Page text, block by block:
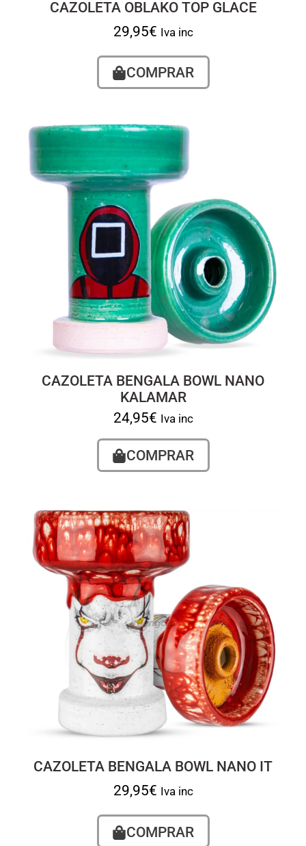
CAZOLETA OBLAKO TOP GLACE
29,95€ Iva inc
COMPRAR
CAZOLETA BENGALA BOWL NANO
KALAMAR
24,95€ Iva inc
COMPRAR
CAZOLETA BENGALA BOWL NANO IT
29,95€ Iva inc
COMPRAR